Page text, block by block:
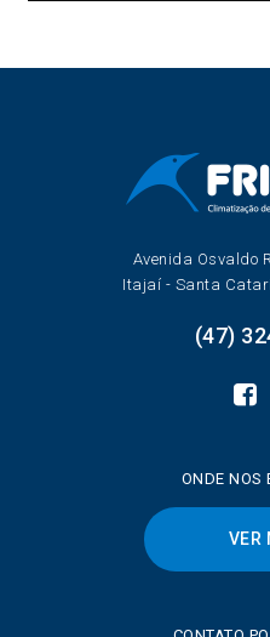
Avenida Osvaldo
Itajaí - Santa
(47)
ONDE NOS
VER